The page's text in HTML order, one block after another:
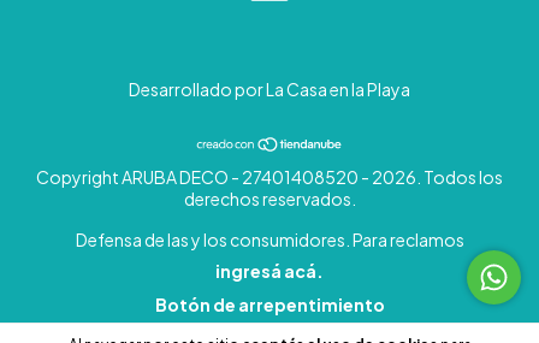
Desarrollado por La Casa en la Playa
Copyright ARUBA DECO - 27401408520 - 2026. Todos los
derechos reservados.
Defensa de las y los consumidores. Para reclamos
ingresá acá.
Botón de arrepentimiento